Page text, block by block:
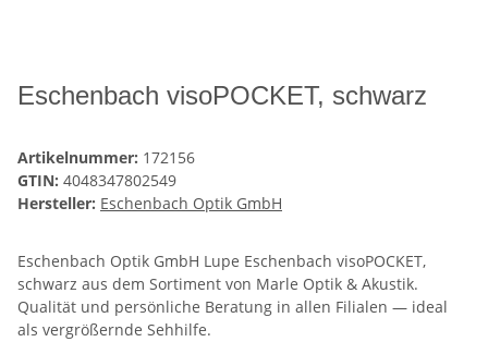
Eschenbach visoPOCKET, schwarz
Artikelnummer: 172156
GTIN: 4048347802549
Hersteller: Eschenbach Optik GmbH
Eschenbach Optik GmbH Lupe Eschenbach visoPOCKET,
schwarz aus dem Sortiment von Marle Optik & Akustik.
Qualität und persönliche Beratung in allen Filialen — ideal
als vergrößernde Sehhilfe.